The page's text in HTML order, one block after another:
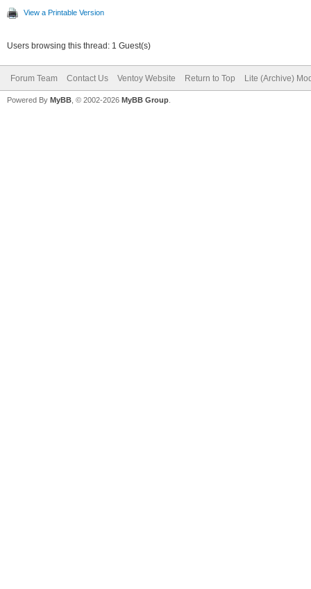
View a Printable Version
Users browsing this thread: 1 Guest(s)
Forum Team Contact Us Ventoy Website Return to Top Lite (Archive)
Powered By MyBB , © 2002-2026 MyBB Group